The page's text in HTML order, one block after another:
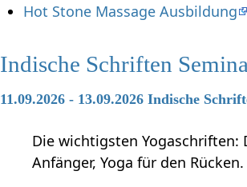
Hot Stone Massage Ausbildung
Indische Schriften
11.09.2026 - 13.09.2026 Indische
Die wichtigsten
Anfänger, Yoga für den Rücken.